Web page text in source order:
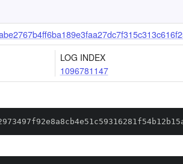
LOG INDEX
1096781147